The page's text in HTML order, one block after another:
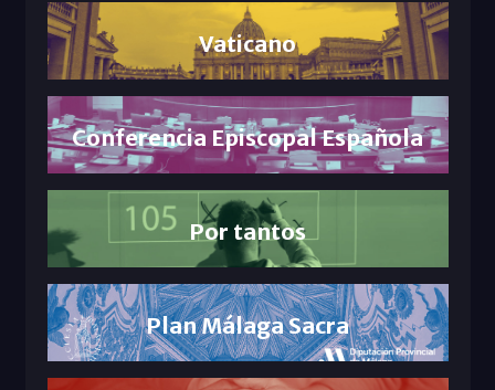
Vaticano
Conferencia Episcopal Española
Por tantos
Plan Málaga Sacra